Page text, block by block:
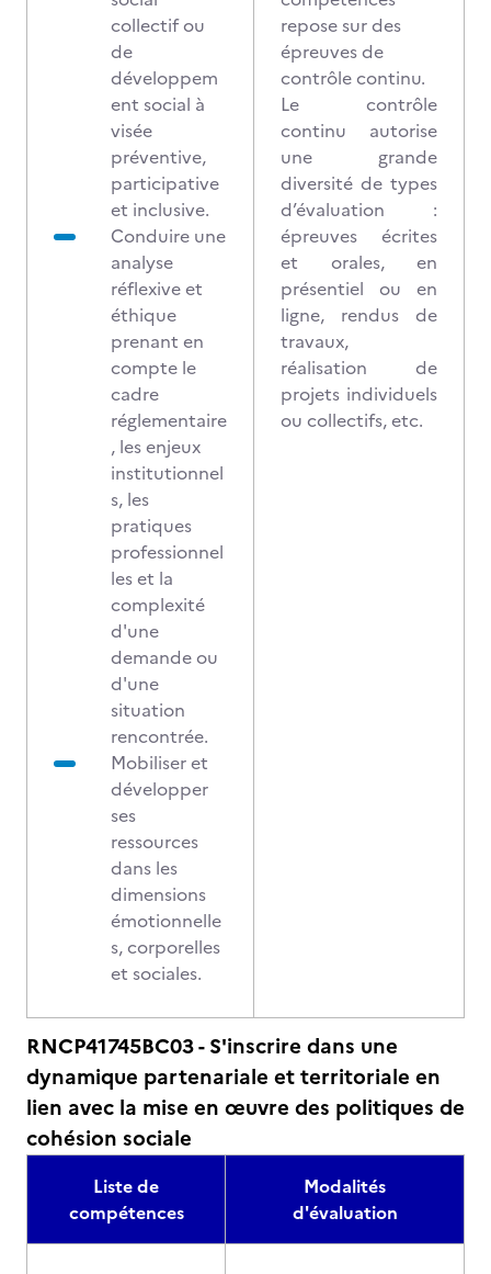
collectif ou
de
développem
ent social à
visée
préventive,
participative
et inclusive.
Conduire une
analyse
réflexive et
éthique
prenant en
compte le
cadre
réglementaire
, les enjeux
institutionnel
s, les
pratiques
professionnel
les et la
complexité
d'une
demande ou
d'une
situation
rencontrée.
Mobiliser et
développer
ses
ressources
dans les
dimensions
émotionnelle
s, corporelles
et sociales.
repose sur des
épreuves de
contrôle continu.
Le contrôle
continu autorise
une grande
diversité de types
d’évaluation :
épreuves écrites
et orales, en
présentiel ou en
ligne, rendus de
travaux,
réalisation de
projets individuels
ou collectifs, etc.
RNCP41745BC03 - S'inscrire dans une
dynamique partenariale et territoriale en
lien avec la mise en œuvre des politiques de
cohésion sociale
Liste de
compétences
Modalités
d'évaluation